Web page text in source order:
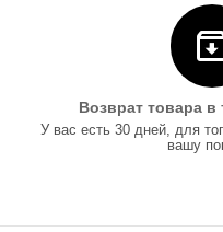
Возврат товара в
У вас есть 30 дней, для
вашу